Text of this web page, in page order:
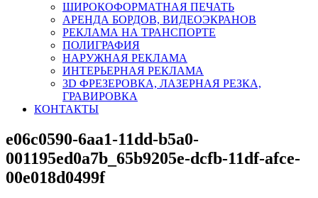
ШИРОКОФОРМАТНАЯ ПЕЧАТЬ
АРЕНДА БОРДОВ, ВИДЕОЭКРАНОВ
РЕКЛАМА НА ТРАНСПОРТЕ
ПОЛИГРАФИЯ
НАРУЖНАЯ РЕКЛАМА
ИНТЕРЬЕРНАЯ РЕКЛАМА
3D ФРЕЗЕРОВКА, ЛАЗЕРНАЯ РЕЗКА,
ГРАВИРОВКА
КОНТАКТЫ
e06c0590-6aa1-11dd-b5a0-
001195ed0a7b_65b9205e-dcfb-11df-afce-
00e018d0499f